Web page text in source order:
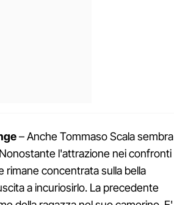
– Anche Tommaso Scala sembra
l'attrazione nei confronti
rimane concentrata sulla bella
a incuriosirlo. La precedente